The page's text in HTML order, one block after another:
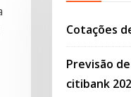
Cotações
Previsão
citibank